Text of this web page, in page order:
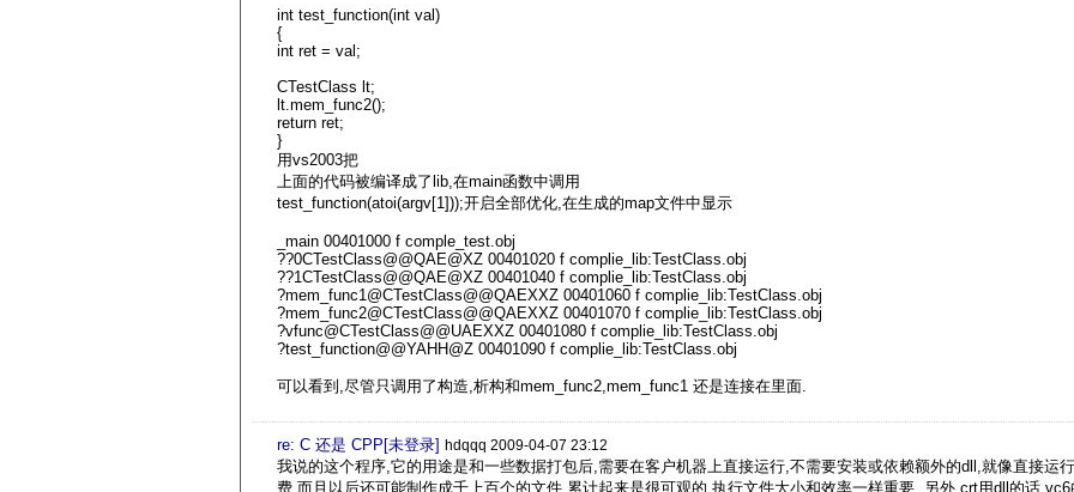
int test_function(int val)
{
int ret = val;
CTestClass lt;
lt.mem_func2();
return ret;
}
用vs2003把
上面的代码被编译成了lib,在main函数中调用
test_function(atoi(argv[1]));开启全部优化,在生成的map文件中显示
_main 00401000 f comple_test.obj
??0CTestClass@@QAE@XZ 00401020 f complie_lib:TestClass.obj
??1CTestClass@@QAE@XZ 00401040 f complie_lib:TestClass.obj
?mem_func1@CTestClass@@QAEXXZ 00401060 f complie_lib:TestClass.obj
?mem_func2@CTestClass@@QAEXXZ 00401070 f complie_lib:TestClass.obj
?vfunc@CTestClass@@UAEXXZ 00401080 f complie_lib:TestClass.obj
?test_function@@YAHH@Z 00401090 f complie_lib:TestClass.obj
可以看到,尽管只调用了构造,析构和mem_func2,mem_func1 还是连接在里面.
re: C 还是 CPP[未登录] hdqqq 2009-04-07 23:12
我说的这个程序,它的用途是和一些数据打包后,需要在客户机器上直接运行,不需要安装或依赖额外的dll,就像直接运
费,而且以后还可能制作成千上百个的文件,累计起来是很可观的,执行文件大小和效率一样重要. 另外 crt用dll的话